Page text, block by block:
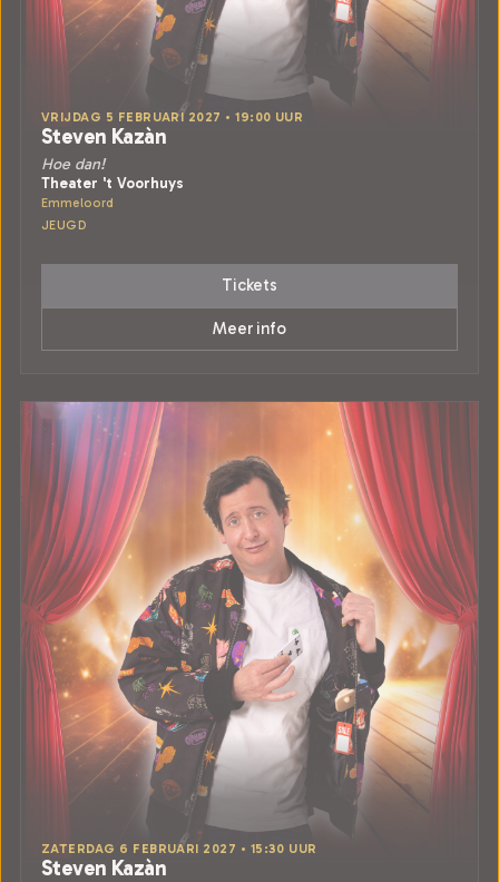
VRIJDAG 5 FEBRUARI 2027 • 19:00 UUR
Steven Kazàn
Hoe dan!
Theater 't Voorhuys
Emmeloord
JEUGD
Tickets
Meer info
ZATERDAG 6 FEBRUARI 2027 • 15:30 UUR
Steven Kazàn